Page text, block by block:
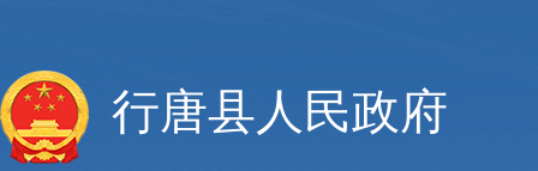
行唐县人民政府